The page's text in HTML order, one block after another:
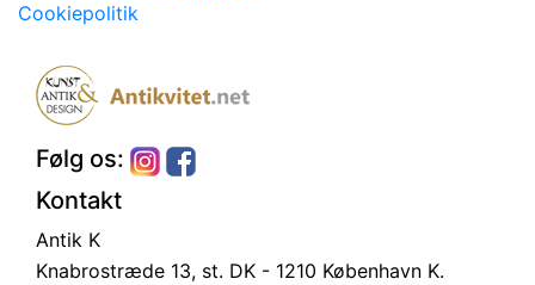
Cookiepolitik
Følg os:
Kontakt
Antik K
Knabrostræde 13, st. DK - 1210 København K.